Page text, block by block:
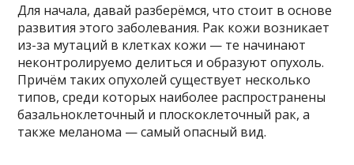
Для начала, давай разберёмся, что стоит в основе
развития этого заболевания. Рак кожи возникает
из-за мутаций в клетках кожи — те начинают
неконтролируемо делиться и образуют опухоль.
Причём таких опухолей существует несколько
типов, среди которых наиболее распространены
базальноклеточный и плоскоклеточный рак, а
также меланома — самый опасный вид.